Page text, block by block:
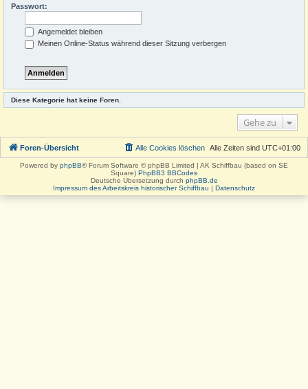
Passwort:
Angemeldet bleiben
Meinen Online-Status während dieser Sitzung verbergen
Diese Kategorie hat keine Foren.
Gehe zu
Foren-Übersicht Alle Zeiten sind UTC+01:00
Alle Cookies löschen
Powered by phpBB® Forum Software © phpBB Limited | AK Schiffbau (based on SE
Square) PhpBB3 BBCodes
Deutsche Übersetzung durch phpBB.de
Impressum des Arbeitskreis historischer Schiffbau | Datenschutz